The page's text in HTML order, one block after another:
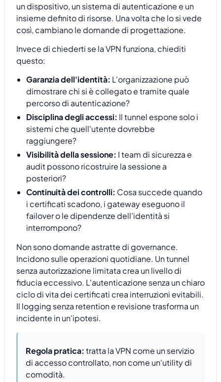
un dispositivo, un sistema di autenticazione e un
insieme definito di risorse. Una volta che lo si vede
così, cambiano le domande di progettazione.
Invece di chiederti se la VPN funziona, chiediti
questo:
Garanzia dell'identità: L'organizzazione può
dimostrare chi si è collegato e tramite quale
percorso di autenticazione?
Disciplina degli accessi: Il tunnel espone solo i
sistemi che quell'utente dovrebbe
raggiungere?
Visibilità della sessione: I team di sicurezza e
audit possono ricostruire la sessione a
posteriori?
Continuità dei controlli: Cosa succede quando
i certificati scadono, i gateway eseguono il
failover o le dipendenze dell'identità si
interrompono?
Non sono domande astratte di governance.
Incidono sulle operazioni quotidiane. Un tunnel
senza autorizzazione limitata crea un livello di
fiducia eccessivo. L'autenticazione senza un chiaro
ciclo di vita dei certificati crea interruzioni evitabili.
Il logging senza retention e revisione trasforma un
incidente in un'ipotesi.
Regola pratica: tratta la VPN come un servizio
di accesso controllato, non come un'utility di
comodità.